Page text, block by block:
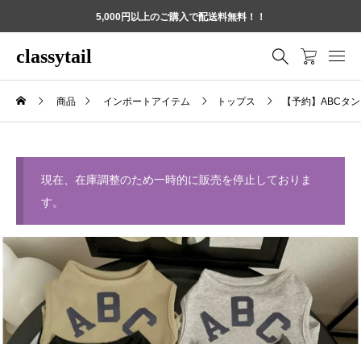
5,000円以上のご購入で配送料無料！！
classytail
商品 インポートアイテム トップス 【予約】ABC
現在、在庫調整のため一時的に販売を停止しておりま
す。